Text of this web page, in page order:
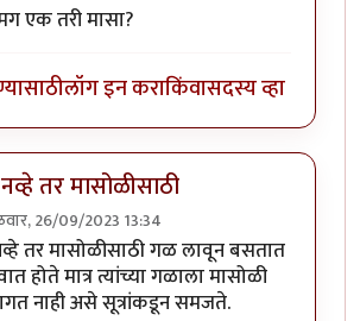
एक तरी मासा?
लॉग इन कराकिंवासदस्य व्हा
तर मासोळीसाठी
26/09/2023 13:34
टपोरे गांडुळ आहेत, ही गांडुळंbyगवि
तर मासोळीसाठी गळ लावून बसतात
होते मात्र त्यांच्या गळाला मासोळी
नाही असे सूत्रांकडून समजते.